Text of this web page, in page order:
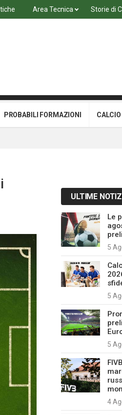
Area Tecnica Storie di
PROBABILI FORMAZIONI
ULTIME
Le
5
5
5
4